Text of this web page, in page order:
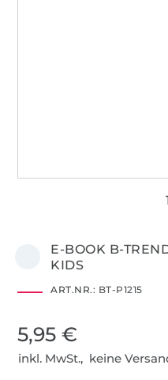
E-BOOK B-
KIDS
ART.NR.: BT-P1215
5,95 €
inkl. MwSt., keine